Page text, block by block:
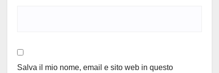
Salva il mio nome, email e sito web in questo